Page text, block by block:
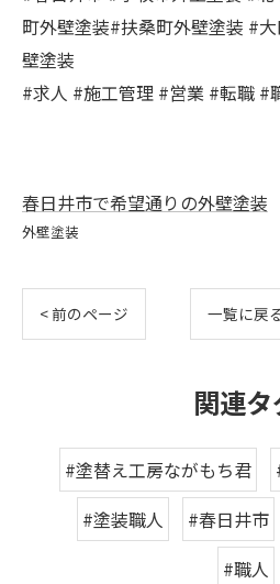
町外壁塗装#扶桑町外壁塗装 #
壁塗装
#求人 #施工管理 #営業 #転職 #
春日井市で希望通りの外壁塗装
外壁塗装
< 前のページ 一覧に戻
関連
#塗替え工房ながもち君
#塗装職人
#春日井市
#職人